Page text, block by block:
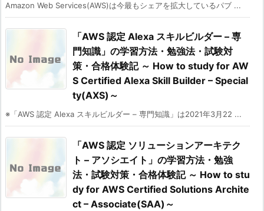
Amazon Web Services(AWS)は今最もシェアを拡大しているパブ ...
「AWS 認定 Alexa スキルビルダー – 専
門知識」の学習方法・勉強法・試験対
策・合格体験記 ～ How to study for AW
S Certified Alexa Skill Builder – Special
ty(AXS)～
※「AWS 認定 Alexa スキルビルダー – 専門知識」は2021年3月22 ...
「AWS 認定 ソリューションアーキテク
ト – アソシエイト」の学習方法・勉強
法・試験対策・合格体験記 ～ How to stu
dy for AWS Certified Solutions Archite
ct – Associate(SAA)～